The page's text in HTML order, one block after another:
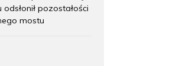
odsłonił pozostałości
mostu